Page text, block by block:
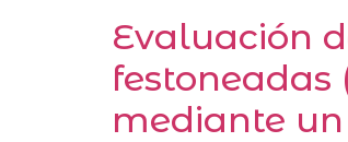
Evaluación
mediante